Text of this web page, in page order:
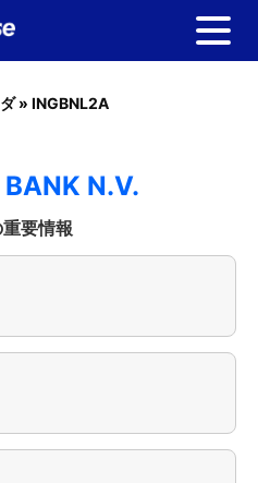
» INGBNL2A
N.V.
要情報